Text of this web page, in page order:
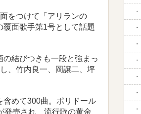
をつけて「アリランの
面歌手第1号として話題
結びつきも一段と強まっ
、竹内良一、岡譲二、坪
めて300曲。ポリドール
発売され、流行歌の黄金